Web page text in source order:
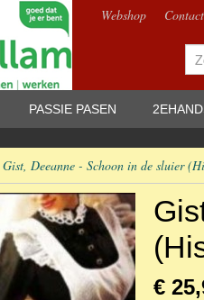
Webshop Contact
PASSIE PASEN
Gist, Deeanne - Schoon in de sluier
€